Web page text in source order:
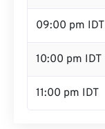
09:00 pm IDT
10:00 pm IDT
11:00 pm IDT